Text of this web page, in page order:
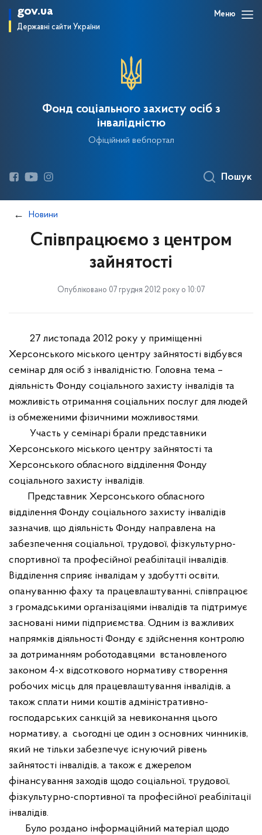
gov.ua
Державні сайти України
Меню
Фонд соціального захисту осіб з
інвалідністю
Офіційний вебпортал
Пошук
Новини
Співпрацюємо з центром
зайнятості
Опубліковано 07 грудня 2012 року о 10:07
27 листопада 2012 року у приміщенні
Херсонського міського центру зайнятості відбувся
семінар для осіб з інвалідністю. Головна тема –
діяльність Фонду соціального захисту інвалідів та
можливість отримання соціальних послуг для людей
із обмеженими фізичними можливостями.
Участь у семінарі брали представники
Херсонського міського центру зайнятості та
Херсонського обласного відділення Фонду
соціального захисту інвалідів.
Представник Херсонського обласного
відділення Фонду соціального захисту інвалідів
зазначив, що діяльність Фонду направлена на
забезпечення соціальної, трудової, фізкультурно-
спортивної та професійної реабілітації інвалідів.
Відділення сприяє інвалідам у здобутті освіти,
опануванню фаху та працевлаштуванні, співпрацює
з громадськими організаціями інвалідів та підтримує
засновані ними підприємства. Одним із важливих
напрямків діяльності Фонду є здійснення контролю
за дотриманням роботодавцями встановленого
законом 4-х відсоткового нормативу створення
робочих місць для працевлаштування інвалідів, а
також сплати ними коштів адміністративно-
господарських санкцій за невиконання цього
нормативу, а сьогодні це один з основних чинників,
який не тільки забезпечує існуючий рівень
зайнятості інвалідів, а також є джерелом
фінансування заходів щодо соціальної, трудової,
фізкультурно-спортивної та професійної реабілітації
інвалідів.
Було роздано інформаційний матеріал щодо